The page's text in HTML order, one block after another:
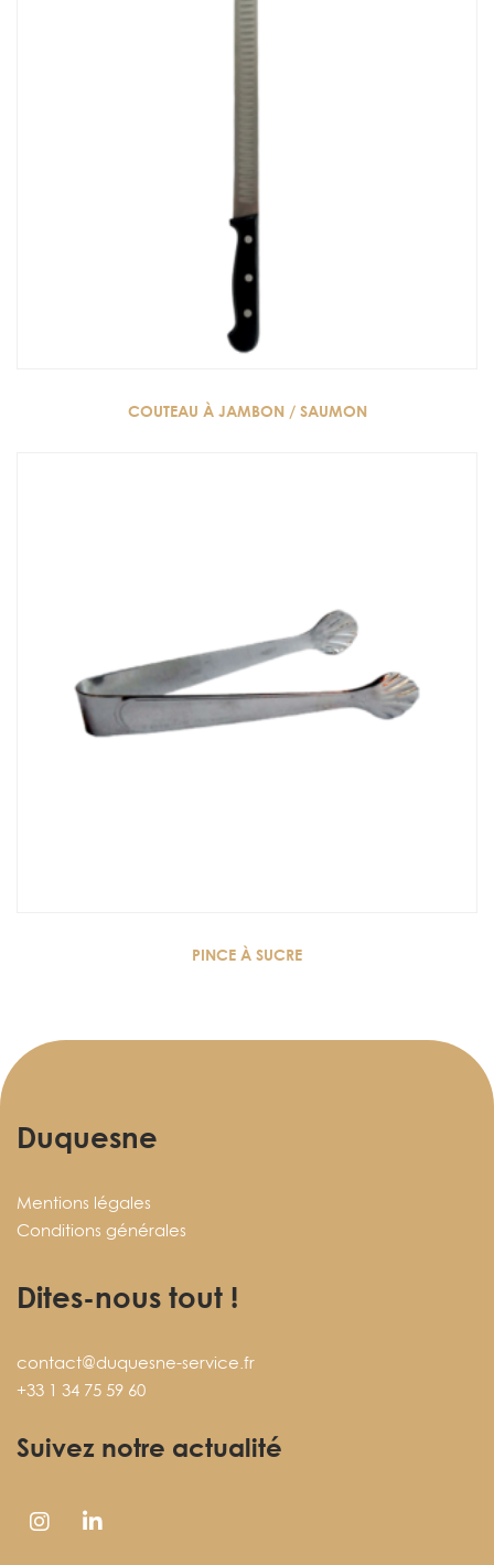
COUTEAU À JAMBON / SAUMON
PINCE À SUCRE
Duquesne
Mentions légales
Conditions générales
Dites-nous tout !
contact@duquesne-service.fr
+33 1 34 75 59 60
Suivez notre actualité